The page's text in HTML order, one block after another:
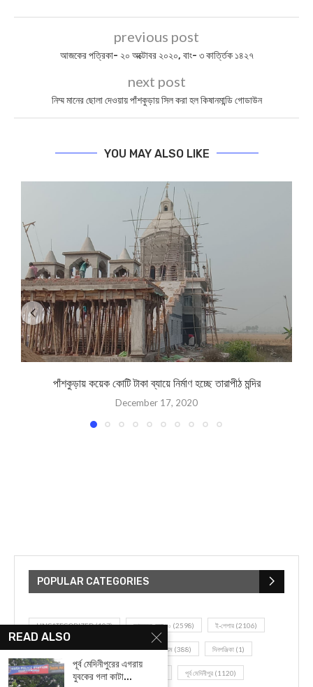
previous post
আজকের পত্রিকা- ২০ অক্টোবর ২০২০, বাং- ৩ কার্ত্তিক ১৪২৭
next post
নিম্ম মানের ছোলা দেওয়ায় পাঁশকুড়ায় সিল করা হল কিষানমান্ডি গোডাউন
YOU MAY ALSO LIKE
পাঁশকুড়ায় কয়েক কোটি টাকা ব্যায়ে নির্মাণ হচ্ছে তারাপীঠ মন্দির
December 17, 2020
POPULAR CATEGORIES
UNCATEGORIZED(107) আজকের সেরা ১০ (2598) ই-পেপার (2106)
খেলাধূলো(5) জেলার খবর(602) ঝাড়গ্রাম (388) দিনপঞ্জিকা (1)
দৈনিক রাশিফল (819) পশ্চিম মেদিনীপুর পূর্ব মেদিনীপুর (1120)
READ ALSO
পূর্ব মেদিনীপুরের এগরায়
যুবকের গলা কাটা...